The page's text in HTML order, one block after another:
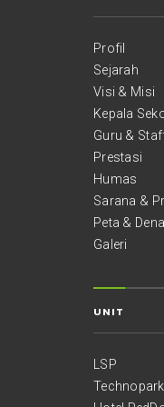
Profil
Sejarah
Visi & Misi
Kepala
Guru &
Prestasi
Humas
Sarana &
Peta &
Galeri
UNIT
LSP
Technopark